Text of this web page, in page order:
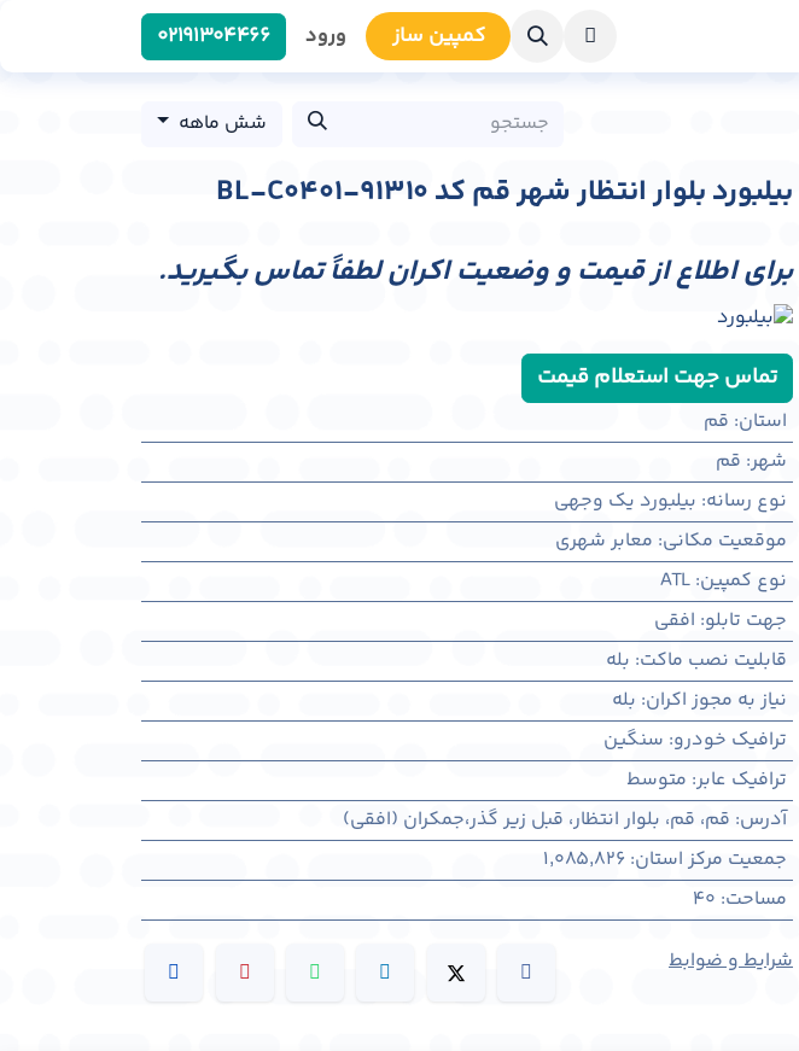
کمپین سا​​ز ورود 0219​1304466
شش ماهه
بیلبورد بلوار انتظار شهر قم کد BL-C0401-91310
برای اطلاع از قیمت و وضعیت اکران لطفاً تماس بگیرید.
تماس جهت استعلام قیمت
استان: قم
شهر: قم
نوع رسانه: بیلبورد یک وجهی
موقعیت مکانی: معابر شهری
نوع کمپین:
ATL
جهت تابلو: افقی
قابلیت نصب ماکت: بله
نیاز به مجوز اکران: بله
ترافیک خودرو: سنگین
ترافیک عابر: متوسط
آدرس: قم، قم، بلوار انتظار، قبل زير گذر،جمکران (افقی)
جمعیت مرکز استان:
1,085,826
مساحت:
40
شرایط و ضوابط